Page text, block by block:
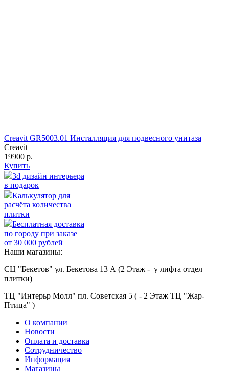
Creavit GR5003.01 Инсталляция для подвесного унитаза
Creavit
19900 р.
Купить
3d дизайн интерьера
в подарок
Калькулятор для
расчёта количества
плитки
Бесплатная доставка
по городу при заказе
от 30 000 рублей
Наши магазины:
СЦ "Бекетов" ул. Бекетова 13 А (2 Этаж - у лифта отдел
плитки)
ТЦ "Интерьр Молл" пл. Советская 5 ( - 2 Этаж ТЦ "Жар-
Птица" )
О компании
Новости
Оплата и доставка
Сотрудничество
Информация
Магазины